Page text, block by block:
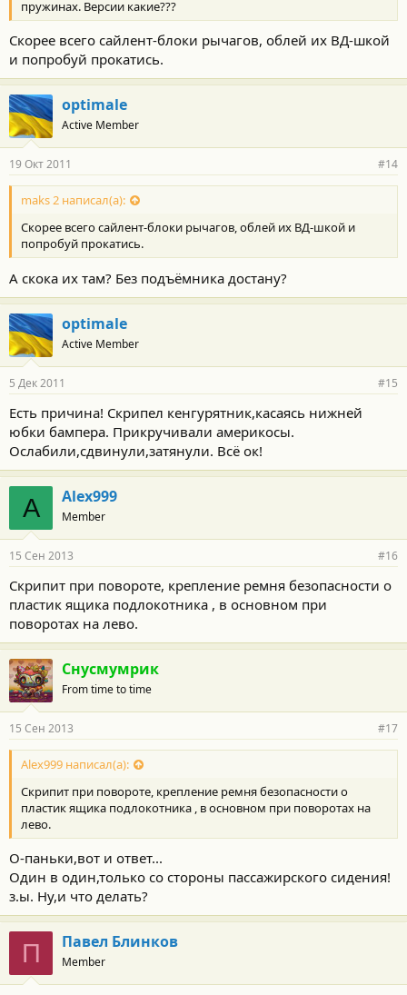
пружинах. Версии какие???
Скорее всего сайлент-блоки рычагов, облей их ВД-шкой
и попробуй прокатись.
optimale
Active Member
19 Окт 2011 #14
maks 2 написал(а):
Скорее всего сайлент-блоки рычагов, облей их ВД-шкой и
попробуй прокатись.
А скока их там? Без подъёмника достану?
optimale
Active Member
5 Дек 2011 #15
Есть причина! Скрипел кенгурятник,касаясь нижней
юбки бампера. Прикручивали америкосы.
Ослабили,сдвинули,затянули. Всё ок!
A Alex999
Member
15 Сен 2013 #16
Скрипит при повороте, крепление ремня безопасности о
пластик ящика подлокотника , в основном при
поворотах на лево.
Снусмумрик
From time to time
15 Сен 2013 #17
Alex999 написал(а):
Скрипит при повороте, крепление ремня безопасности о
пластик ящика подлокотника , в основном при поворотах на
лево.
О-паньки,вот и ответ...
Один в один,только со стороны пассажирского сидения!
з.ы. Ну,и что делать?
П Павел Блинков
Member